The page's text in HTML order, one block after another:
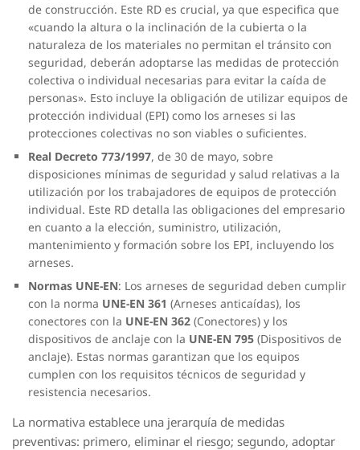
de construcción. Este RD es crucial, ya que especifica que
«cuando la altura o la inclinación de la cubierta o la
naturaleza de los materiales no permitan el tránsito con
seguridad, deberán adoptarse las medidas de protección
colectiva o individual necesarias para evitar la caída de
personas». Esto incluye la obligación de utilizar equipos de
protección individual (EPI) como los arneses si las
protecciones colectivas no son viables o suficientes.
Real Decreto 773/1997, de 30 de mayo, sobre
disposiciones mínimas de seguridad y salud relativas a la
utilización por los trabajadores de equipos de protección
individual. Este RD detalla las obligaciones del empresario
en cuanto a la elección, suministro, utilización,
mantenimiento y formación sobre los EPI, incluyendo los
arneses.
Normas UNE-EN: Los arneses de seguridad deben cumplir
con la norma UNE-EN 361 (Arneses anticaídas), los
conectores con la UNE-EN 362 (Conectores) y los
dispositivos de anclaje con la UNE-EN 795 (Dispositivos de
anclaje). Estas normas garantizan que los equipos
cumplen con los requisitos técnicos de seguridad y
resistencia necesarios.
La normativa establece una jerarquía de medidas
preventivas: primero, eliminar el riesgo; segundo, adoptar